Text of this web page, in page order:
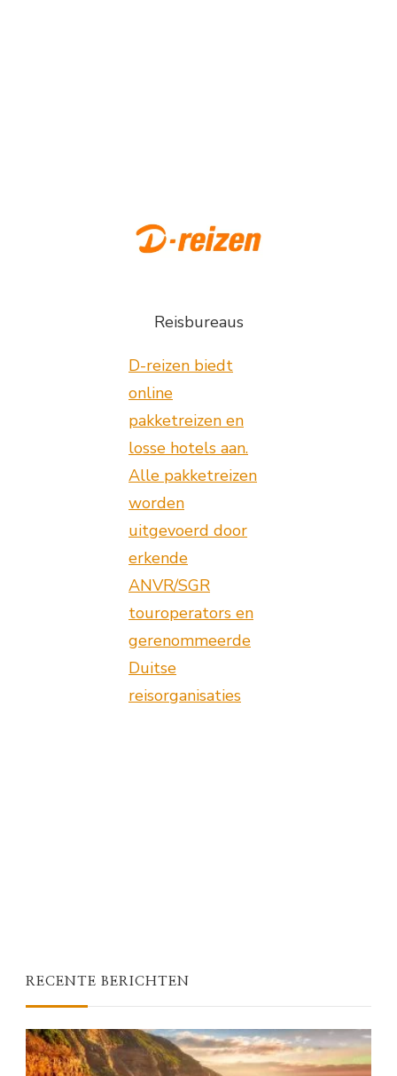
Reisbureaus
D-reizen biedt
online
pakketreizen en
losse hotels aan.
Alle pakketreizen
worden
uitgevoerd door
erkende
ANVR/SGR
touroperators en
gerenommeerde
Duitse
reisorganisaties
RECENTE BERICHTEN